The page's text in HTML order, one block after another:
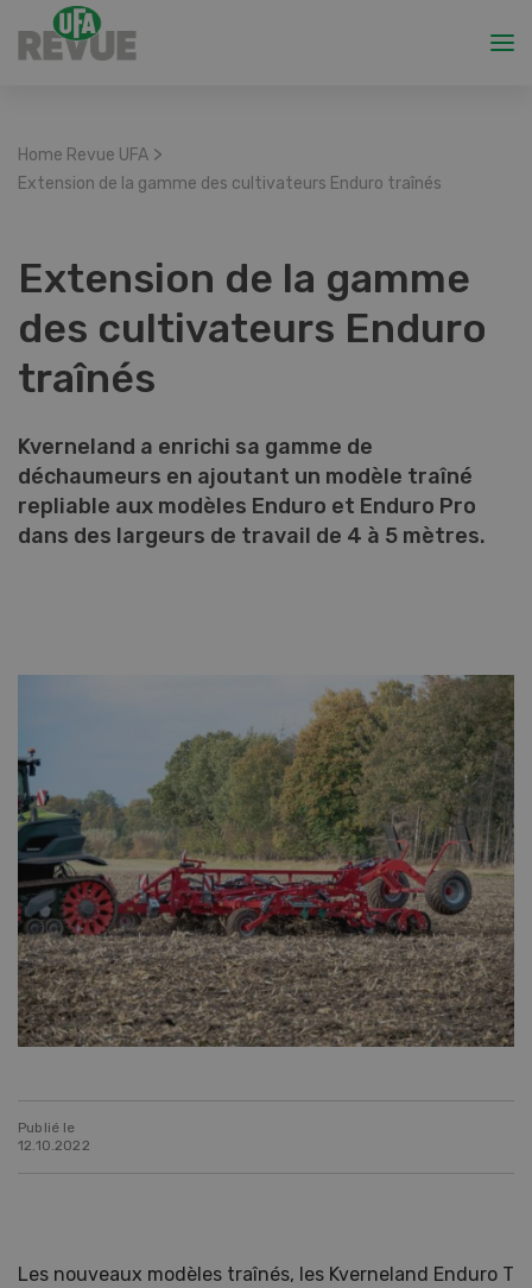
Home Revue UFA >
Extension de la gamme des cultivateurs Enduro traînés
Extension de la gamme
des cultivateurs Enduro
traînés
Kverneland a enrichi sa gamme de
déchaumeurs en ajoutant un modèle traîné
repliable aux modèles Enduro et Enduro Pro
dans des largeurs de travail de 4 à 5 mètres.
Publié le
12.10.2022
Les nouveaux modèles traînés, les Kverneland Enduro T